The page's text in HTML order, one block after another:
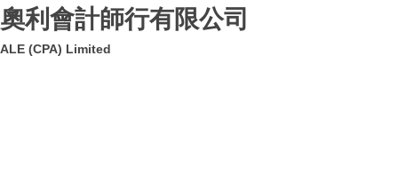
奧利會計師行有限公司
ALE (CPA) Limited